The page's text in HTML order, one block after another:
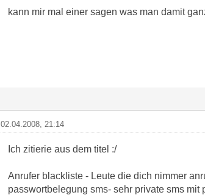
kann mir mal einer sagen was man damit
02.04.2008, 21:14
Ich zitierie aus dem titel :/
Anrufer blackliste - Leute die dich nimmer
passwortbelegung sms- sehr private sms